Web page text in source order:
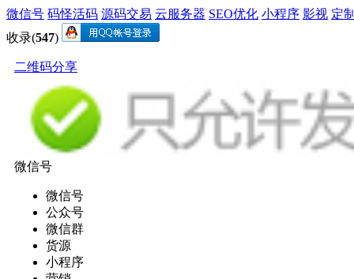
微信号 码怪活码 源码交易 云服务器 SEO优化 小程序 影视 定
收录(547)
二维码分享
微信号
微信号
公众号
微信群
货源
小程序